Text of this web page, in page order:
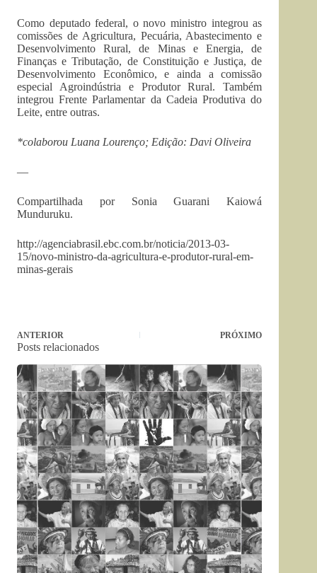
Como deputado federal, o novo ministro integrou as
comissões de Agricultura, Pecuária, Abastecimento e
Desenvolvimento Rural, de Minas e Energia, de
Finanças e Tributação, de Constituição e Justiça, de
Desenvolvimento Econômico, e ainda a comissão
especial Agroindústria e Produtor Rural. Também
integrou Frente Parlamentar da Cadeia Produtiva do
Leite, entre outras.
*colaborou Luana Lourenço; Edição: Davi Oliveira
—
Compartilhada por Sonia Guarani Kaiowá
Munduruku.
http://agenciabrasil.ebc.com.br/noticia/2013-03-
15/novo-ministro-da-agricultura-e-produtor-rural-em-
minas-gerais
ANTERIOR PRÓXIMO
Posts relacionados